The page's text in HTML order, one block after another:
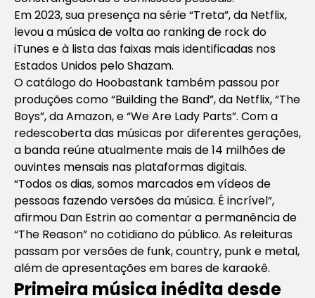
Em 2023, sua presença na série “Treta”, da Netflix,
levou a música de volta ao ranking de rock do
iTunes e à lista das faixas mais identificadas nos
Estados Unidos pelo Shazam.
O catálogo do Hoobastank também passou por
produções como “Building the Band”, da Netflix, “The
Boys”, da Amazon, e “We Are Lady Parts”. Com a
redescoberta das músicas por diferentes gerações,
a banda reúne atualmente mais de 14 milhões de
ouvintes mensais nas plataformas digitais.
“Todos os dias, somos marcados em vídeos de
pessoas fazendo versões da música. É incrível”,
afirmou Dan Estrin ao comentar a permanência de
“The Reason” no cotidiano do público. As releituras
passam por versões de funk, country, punk e metal,
além de apresentações em bares de karaokê.
Primeira música inédita desde